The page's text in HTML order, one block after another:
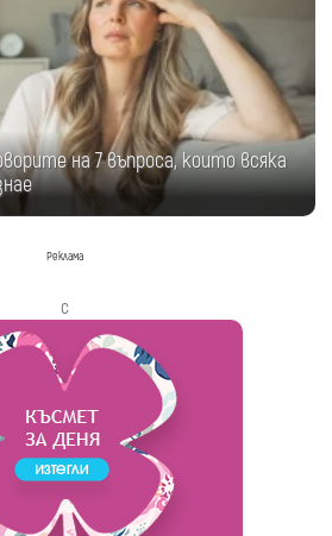
на 7 въпроса, които всяка
Реклама
с